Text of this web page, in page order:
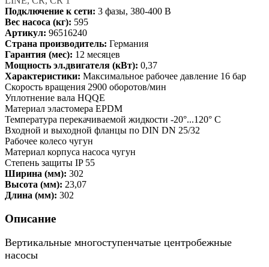
Подключение к сети: 3 фазы, 380-400 В
Вес насоса (кг): 595
Артикул: 96516240
Страна производитель: Германия
Гарантия (мес): 12 месяцев
Мощность эл.двигателя (кВт): 0,37
Характеристики: Максимальное рабочее давление 16 бар
Скорость вращения 2900 оборотов/мин
Уплотнение вала HQQE
Материал эластомера EPDM
Температура перекачиваемой жидкости -20°...120° C
Входной и выходной фланцы по DIN DN 25/32
Рабочее колесо чугун
Материал корпуса насоса чугун
Степень защиты IP 55
Ширина (мм): 302
Высота (мм): 23,07
Длина (мм): 302
Описание
Вертикальные многоступенчатые центробежные
насосы